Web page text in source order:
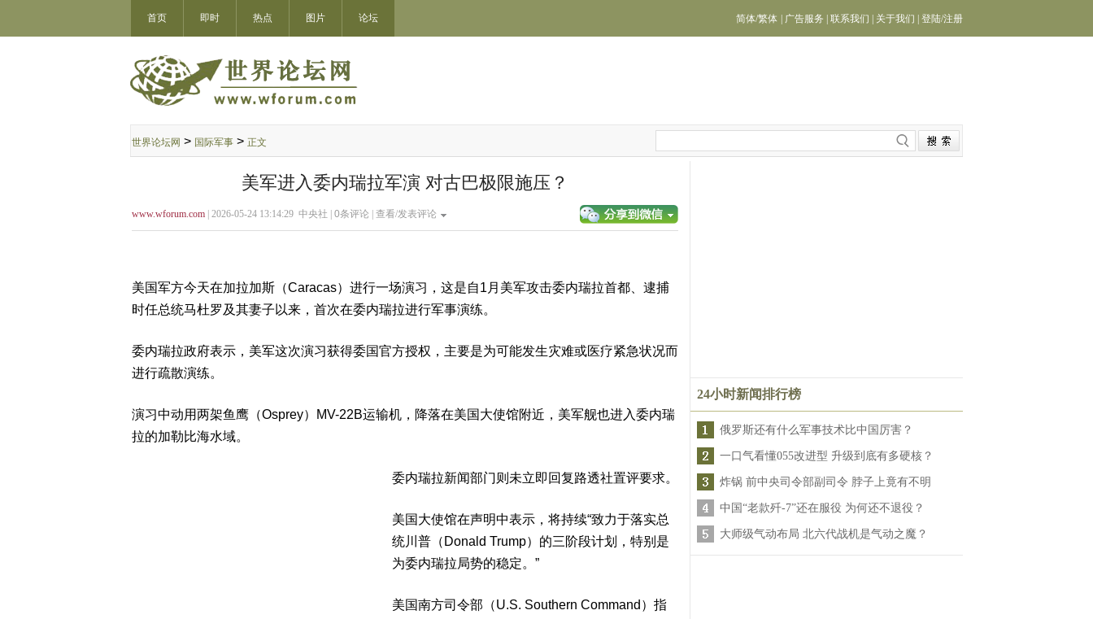
首页 即时 热点 图片 论坛 简体/繁体 广告服务 联系我们 关于我们 登陆/注册
世界论坛网 > 国际军事 > 正文
美军进入委内瑞拉军演 对古巴极限施压？
www.wforum.com | 2026-05-24 13:14:29 中央社 | 0条评论 | 查看/发表评论
美国军方今天在加拉加斯（Caracas）进行一场演习，这是自1月美军攻击委内瑞拉首都、逮捕
时任总统马杜罗及其妻子以来，首次在委内瑞拉进行军事演练。
委内瑞拉政府表示，美军这次演习获得委国官方授权，主要是为可能发生灾难或医疗紧急状况而
进行疏散演练。
演习中动用两架鱼鹰（Osprey）MV-22B运输机，降落在美国大使馆附近，美军舰也进入委内瑞
拉的加勒比海水域。
委内瑞拉新闻部门则未立即回复路透社置评要求。
美国大使馆在声明中表示，将持续“致力于落实总
统川普（Donald Trump）的三阶段计划，特别是
为委内瑞拉局势的稳定。”
美国南方司令部（U.S. Southern Command）指
24小时新闻排行榜
俄罗斯还有什么军事技术比中国厉害？
一口气看懂055改进型 升级到底有多硬核？
炸锅 前中央司令部副司令 脖子上竟有不明
中国“老款歼-7”还在服役 为何还不退役？
大师级气动布局 北六代战机是气动之魔？